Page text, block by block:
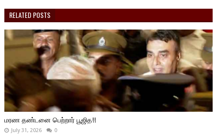
RELATED POSTS
மரண தண்டனை பெற்றார் பூஜித!!
July 31, 2026 0